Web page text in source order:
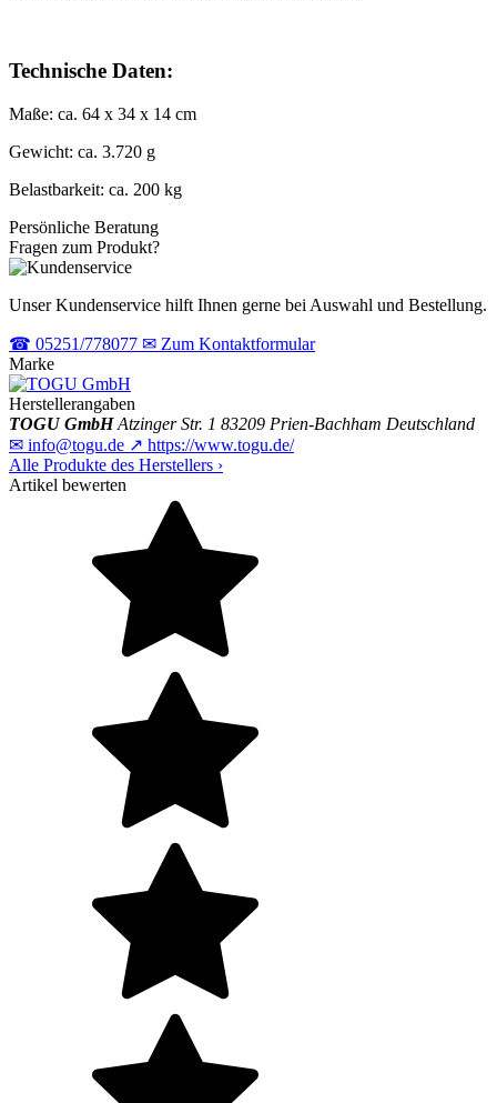
Technische Daten:
Maße: ca. 64 x 34 x 14 cm
Gewicht: ca. 3.720 g
Belastbarkeit: ca. 200 kg
Persönliche Beratung
Fragen zum Produkt?
Unser Kundenservice hilft Ihnen gerne bei Auswahl und Bestellung.
☎ 05251/778077 ✉ Zum Kontaktformular
Marke
Herstellerangaben
TOGU GmbH Atzinger Str. 1 83209 Prien-Bachham Deutschland
✉ info@togu.de ↗ https://www.togu.de/
Alle Produkte des Herstellers ›
Artikel bewerten